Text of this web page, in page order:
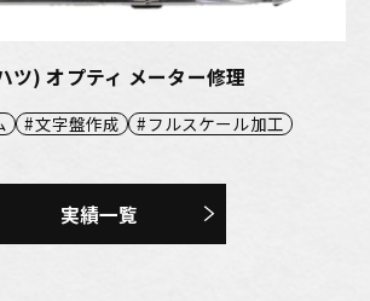
ツ) オプティ メーター修理
文字盤作成 フルスケール加工
実績一覧